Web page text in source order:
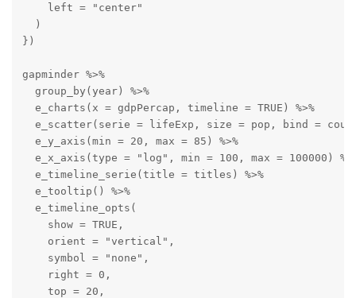
    left = "center"
  )
})
gapminder %>%
  group_by(year) %>%
  e_charts(x = gdpPercap, timeline = TRUE) %>%
e_scatter(serie = lifeExp, size = pop, bind =
  e_y_axis(min = 20, max = 85) %>%
e_x_axis(type = "log", min = 100, max = 100000)
  e_timeline_serie(title = titles) %>%
  e_tooltip() %>%
  e_timeline_opts(
    show = TRUE,
    orient = "vertical",
    symbol = "none",
    right = 0,
    top = 20,